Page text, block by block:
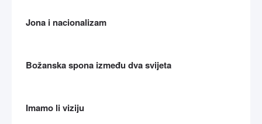
Jona i nacionalizam
Božanska spona između dva svijeta
Imamo li viziju